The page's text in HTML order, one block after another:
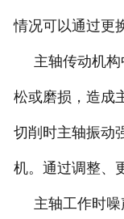
情况可以通过更
主轴传动机构
松或磨损，造成
切削时主轴振动
机。通过调整、
主轴工作时噪